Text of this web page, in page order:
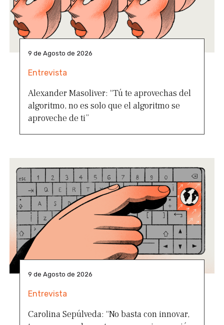
9 de Agosto de 2026
Entrevista
Alexander Masoliver: “Tú te aprovechas del
algoritmo, no es solo que el algoritmo se
aproveche de ti”
9 de Agosto de 2026
Entrevista
Carolina Sepúlveda: “No basta con innovar,